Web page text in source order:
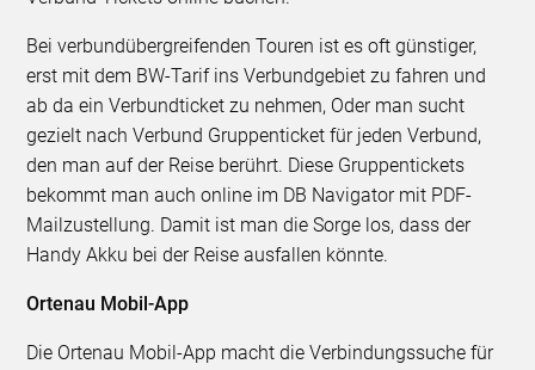
Bei verbundübergreifenden Touren ist es oft günstiger,
erst mit dem BW-Tarif ins Verbundgebiet zu fahren und
ab da ein Verbundticket zu nehmen, Oder man sucht
gezielt nach Verbund Gruppenticket für jeden Verbund,
den man auf der Reise berührt. Diese Gruppentickets
bekommt man auch online im DB Navigator mit PDF-
Mailzustellung. Damit ist man die Sorge los, dass der
Handy Akku bei der Reise ausfallen könnte.
Ortenau Mobil-App
Die Ortenau Mobil-App macht die Verbindungssuche für